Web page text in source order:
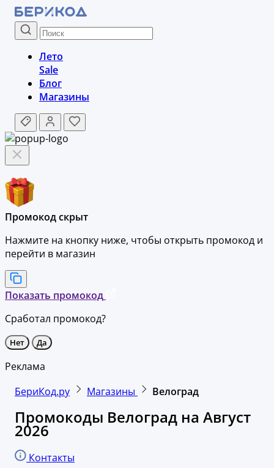
Лето
Sale
Блог
Магазины
Промокод скрыт
Нажмите на кнопку ниже, чтобы открыть промокод и
перейти в магазин
Показать промокод
Сработал промокод?
Нет Да
Реклама
БериКод.ру
Магазины Велоград
Промокоды Велоград на Август
2026
Контакты